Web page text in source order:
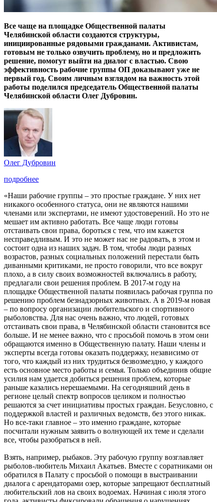
Все чаще на площадке Общественной палаты
Челябинской области создаются структуры,
инициированные рядовыми гражданами. Активистам,
готовым не только озвучить проблему, но и предложить
решение, помогут выйти на диалог с властью. Свою
эффективность рабочие группы ОП доказывают уже не
первый год. Своим личным взглядом на важность этой
работы поделился председатель Общественной палаты
Челябинской области Олег Дубровин.
Олег Дубровин
подробнее
«Наши рабочие группы – это простые граждане. У них нет
никакого особенного статуса, они не являются нашими
членами или экспертами, не имеют удостоверений. Но это не
мешает им активно работать. Все чаще люди готовы
отстаивать свои права, бороться с тем, что им кажется
несправедливым. И это не может нас не радовать, в этом и
состоит одна из наших задач. В том, чтобы люди разных
возрастов, разных социальных положений перестали быть
диванными критиками, не просто говорили, что все вокруг
плохо, а в силу своих возможностей включались в работу,
предлагали свои решения проблем. В 2017-м году на
площадке Общественной палаты появилась рабочая группа по
решению проблем безнадзорных животных. А в 2019-м новая
– по вопросу организации любительского и спортивного
рыболовства. Для нас очень важно, что людей, готовых
отстаивать свои права, в Челябинской области становится все
больше. И не менее важно, что с просьбой помочь в этом они
обращаются именно в Общественную палату. Наши члены и
эксперты всегда готовы оказать поддержку, независимо от
того, что каждый из них трудиться безвозмездно, у каждого
есть основное место работы и семья. Только объединив общие
усилия нам удается добиться решения проблем, которые
раньше казались нерешаемыми. На сегодняшний день в
регионе целый спектр вопросов целиком и полностью
решаются за счет инициативы простых граждан. Безусловно, с
поддержкой властей и различных ведомств, без этого никак.
Но все-таки главное – это именно граждане, которые
посчитали нужным заявить о волнующей их теме и сделали
все, чтобы разобраться в ней.
Взять, например, рыбаков. Эту рабочую группу возглавляет
рыболов-любитель Михаил Акатьев. Вместе с соратниками он
обратился в Палату с просьбой о помощи в выстраивании
диалога с арендаторами озер, которые запрещают бесплатный
любительский лов на своих водоемах. Начиная с июля этого